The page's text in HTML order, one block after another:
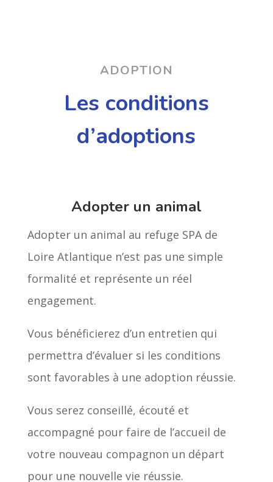
ADOPTION
Les conditions
d’adoptions
Adopter un animal
Adopter un animal au refuge SPA de
Loire Atlantique n’est pas une simple
formalité et représente un réel
engagement.
Vous bénéficierez d’un entretien qui
permettra d’évaluer si les conditions
sont favorables à une adoption réussie.
Vous serez conseillé, écouté et
accompagné pour faire de l’accueil de
votre nouveau compagnon un départ
pour une nouvelle vie réussie.